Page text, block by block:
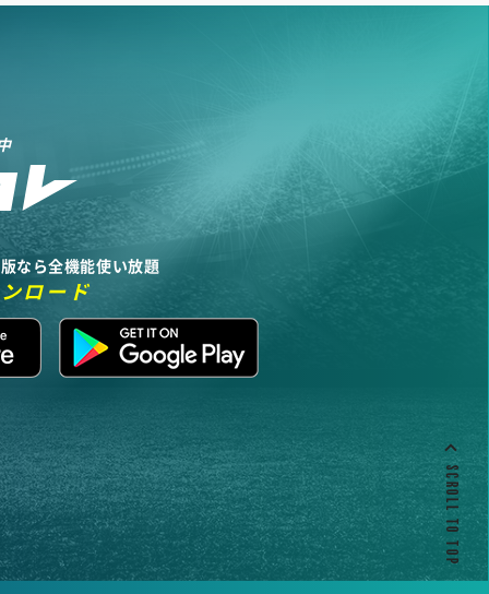
なら全機能使い放題
ロード
SCROLL TO TOP